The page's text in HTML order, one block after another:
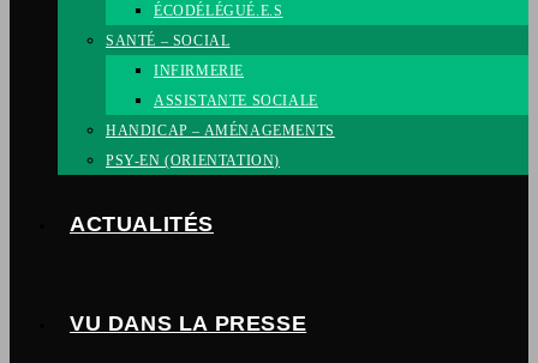
ÉCODÉLÉGUÉ.E.S
SANTÉ – SOCIAL
INFIRMERIE
ASSISTANTE SOCIALE
HANDICAP – AMÉNAGEMENTS
PSY-EN (ORIENTATION)
ACTUALITÉS
VU DANS LA PRESSE